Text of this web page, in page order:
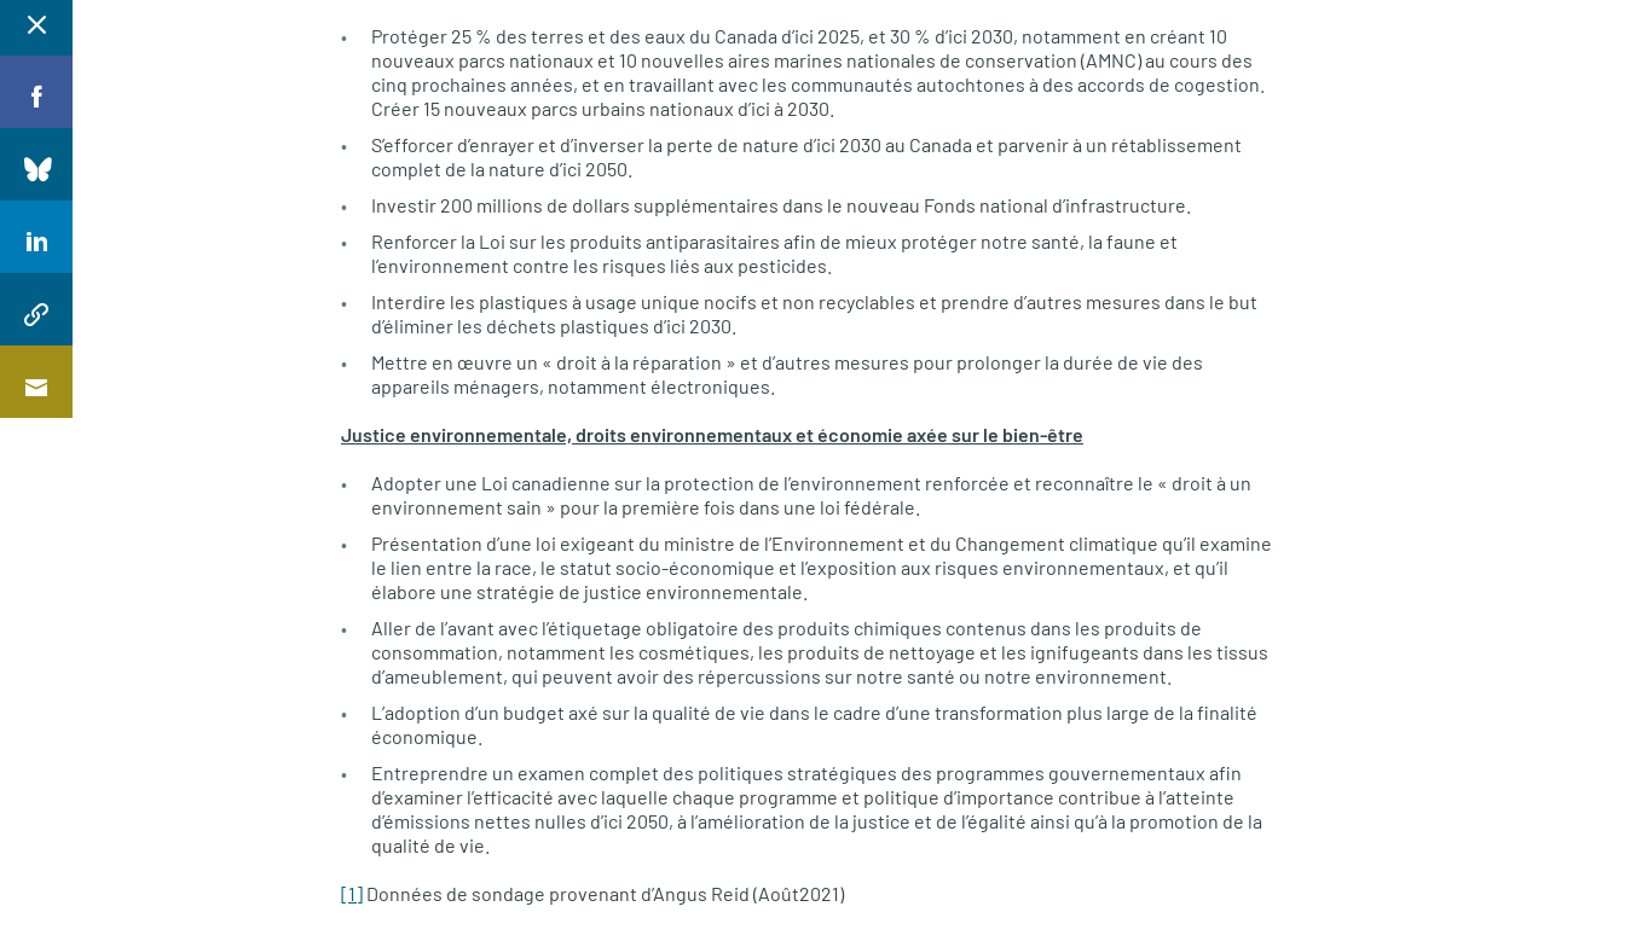
Protéger 25 % des terres et des eaux du Canada d’ici 2025, et 30 % d’ici 2030, notamment en créant 10
nouveaux parcs nationaux et 10 nouvelles aires marines nationales de conservation (AMNC) au cours des
cinq prochaines années, et en travaillant avec les communautés autochtones à des accords de cogestion.
Créer 15 nouveaux parcs urbains nationaux d’ici à 2030.
S’efforcer d’enrayer et d’inverser la perte de nature d’ici 2030 au Canada et parvenir à un rétablissement
complet de la nature d’ici 2050.
Investir 200 millions de dollars supplémentaires dans le nouveau Fonds national d’infrastructure.
Renforcer la Loi sur les produits antiparasitaires afin de mieux protéger notre santé, la faune et
l’environnement contre les risques liés aux pesticides.
Interdire les plastiques à usage unique nocifs et non recyclables et prendre d’autres mesures dans le but
d’éliminer les déchets plastiques d’ici 2030.
Mettre en œuvre un « droit à la réparation » et d’autres mesures pour prolonger la durée de vie des
appareils ménagers, notamment électroniques.
Justice environnementale, droits environnementaux et économie axée sur le bien-être
Adopter une Loi canadienne sur la protection de l’environnement renforcée et reconnaître le « droit à un
environnement sain » pour la première fois dans une loi fédérale.
Présentation d’une loi exigeant du ministre de l’Environnement et du Changement climatique qu’il examine
le lien entre la race, le statut socio-économique et l’exposition aux risques environnementaux, et qu’il
élabore une stratégie de justice environnementale.
Aller de l’avant avec l’étiquetage obligatoire des produits chimiques contenus dans les produits de
consommation, notamment les cosmétiques, les produits de nettoyage et les ignifugeants dans les tissus
d’ameublement, qui peuvent avoir des répercussions sur notre santé ou notre environnement.
L’adoption d’un budget axé sur la qualité de vie dans le cadre d’une transformation plus large de la finalité
économique.
Entreprendre un examen complet des politiques stratégiques des programmes gouvernementaux afin
d’examiner l’efficacité avec laquelle chaque programme et politique d’importance contribue à l’atteinte
d’émissions nettes nulles d’ici 2050, à l’amélioration de la justice et de l’égalité ainsi qu’à la promotion de la
qualité de vie.
[1] Données de sondage provenant d’Angus Reid (Août2021)